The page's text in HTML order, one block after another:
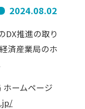
2024.08.02
DX推進の取り
済産業局のホ
ームページ